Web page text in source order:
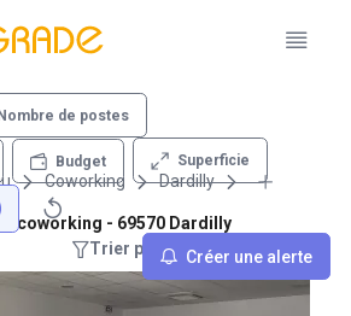
de postes
Budget Superficie
Créer une alerte
Coworking Dardilly
coworking - 69570 Dardilly
Trier par : Recommandations